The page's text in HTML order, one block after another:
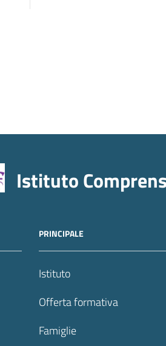
Istituto
PRINCIPALE
Istituto
Offerta formativa
Famiglie